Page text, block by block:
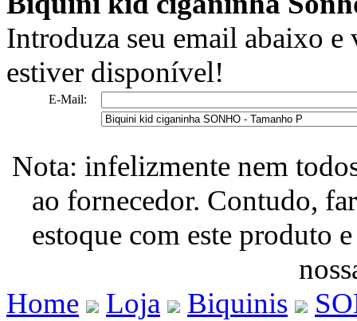
Introduza seu email abaixo
estiver disponível!
E-Mail:
Nota: infelizmente nem
ao fornecedor. Contudo,
estoque com este produto
Home
Loja Biquinis